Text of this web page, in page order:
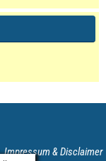
Impressum & Disclaimer